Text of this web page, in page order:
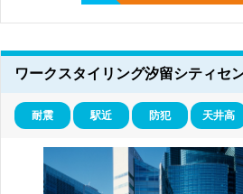
ワークスタイリング汐留シティセ
耐震 駅近 防犯 天井高